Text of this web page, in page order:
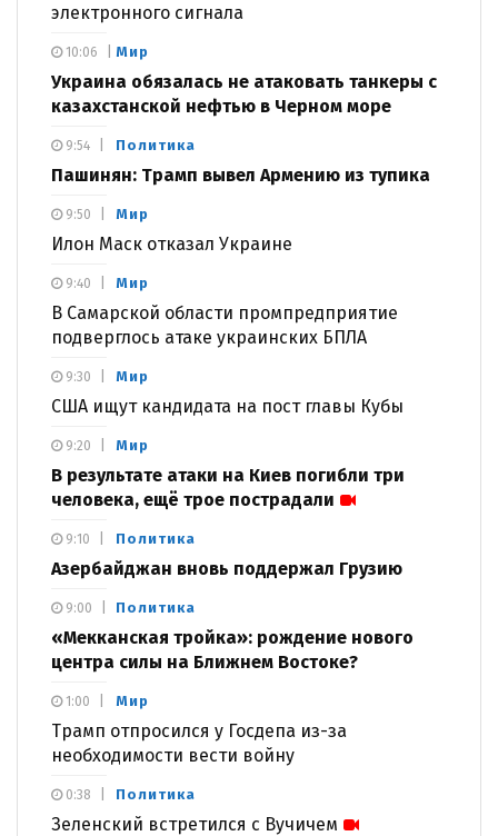
электронного сигнала
Мир
Украина обязалась не атаковать танкеры с
казахстанской нефтью в Черном море
10:06
Политика
Пашинян: Трамп вывел Армению из тупика
9:54
Мир
Илон Маск отказал Украине
9:50
Мир
В Самарской области промпредприятие
подверглось атаке украинских БПЛА
9:40
Мир
США ищут кандидата на пост главы Кубы
9:30
Мир
В результате атаки на Киев погибли три
человека, ещё трое пострадали
9:20
Политика
Азербайджан вновь поддержал Грузию
9:10
Политика
«Мекканская тройка»: рождение нового
центра силы на Ближнем Востоке?
9:00
Мир
Трамп отпросился у Госдепа из-за
необходимости вести войну
1:00
Политика
Зеленский встретился с Вучичем
0:38